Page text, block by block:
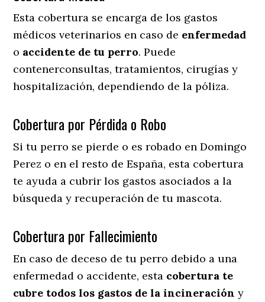
Esta cobertura se encarga de los gastos
médicos veterinarios en caso de enfermedad
o accidente de tu perro. Puede
contenerconsultas, tratamientos, cirugías y
hospitalización, dependiendo de la póliza.
Cobertura por Pérdida o Robo
Si tu perro se pierde o es robado en Domingo
Perez o en el resto de España, esta cobertura
te ayuda a cubrir los gastos asociados a la
búsqueda y recuperación de tu mascota.
Cobertura por Fallecimiento
En caso de deceso de tu perro debido a una
enfermedad o accidente, esta cobertura te
cubre todos los gastos de la incineración y